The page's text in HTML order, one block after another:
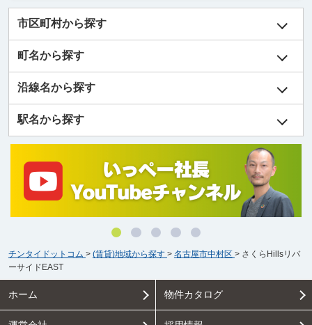
市区町村から探す
町名から探す
沿線名から探す
駅名から探す
チンタイドットコム > (賃貸)地域から探す > 名古屋市中村区 > さくらHillsリバ
ーサイドEAST
ホーム 物件カタログ